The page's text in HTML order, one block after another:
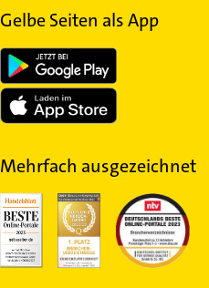
Gelbe Seiten als App
Mehrfach ausgezeichnet